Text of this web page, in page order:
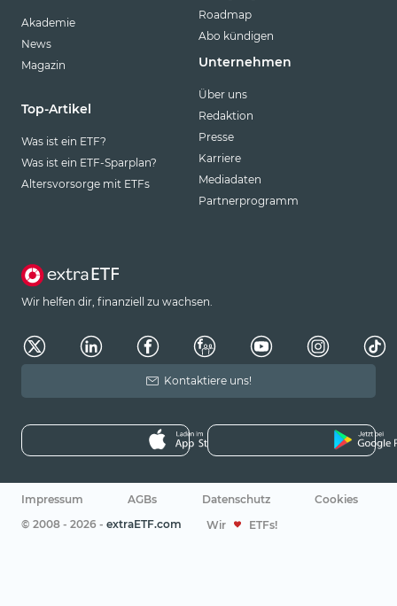
Akademie
News
Magazin
Top-Artikel
Was ist ein ETF?
Was ist ein ETF-Sparplan?
Altersvorsorge mit ETFs
Roadmap
Abo kündigen
Unternehmen
Über uns
Redaktion
Presse
Karriere
Mediadaten
Partnerprogramm
Wir helfen dir, finanziell zu wachsen.
Kontaktiere uns!
Impressum AGBs Datenschutz
Cookies
© 2008 - 2026 - extraETF.com Wir ETFs!